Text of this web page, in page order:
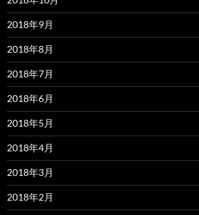
2018年9月
2018年8月
2018年7月
2018年6月
2018年5月
2018年4月
2018年3月
2018年2月